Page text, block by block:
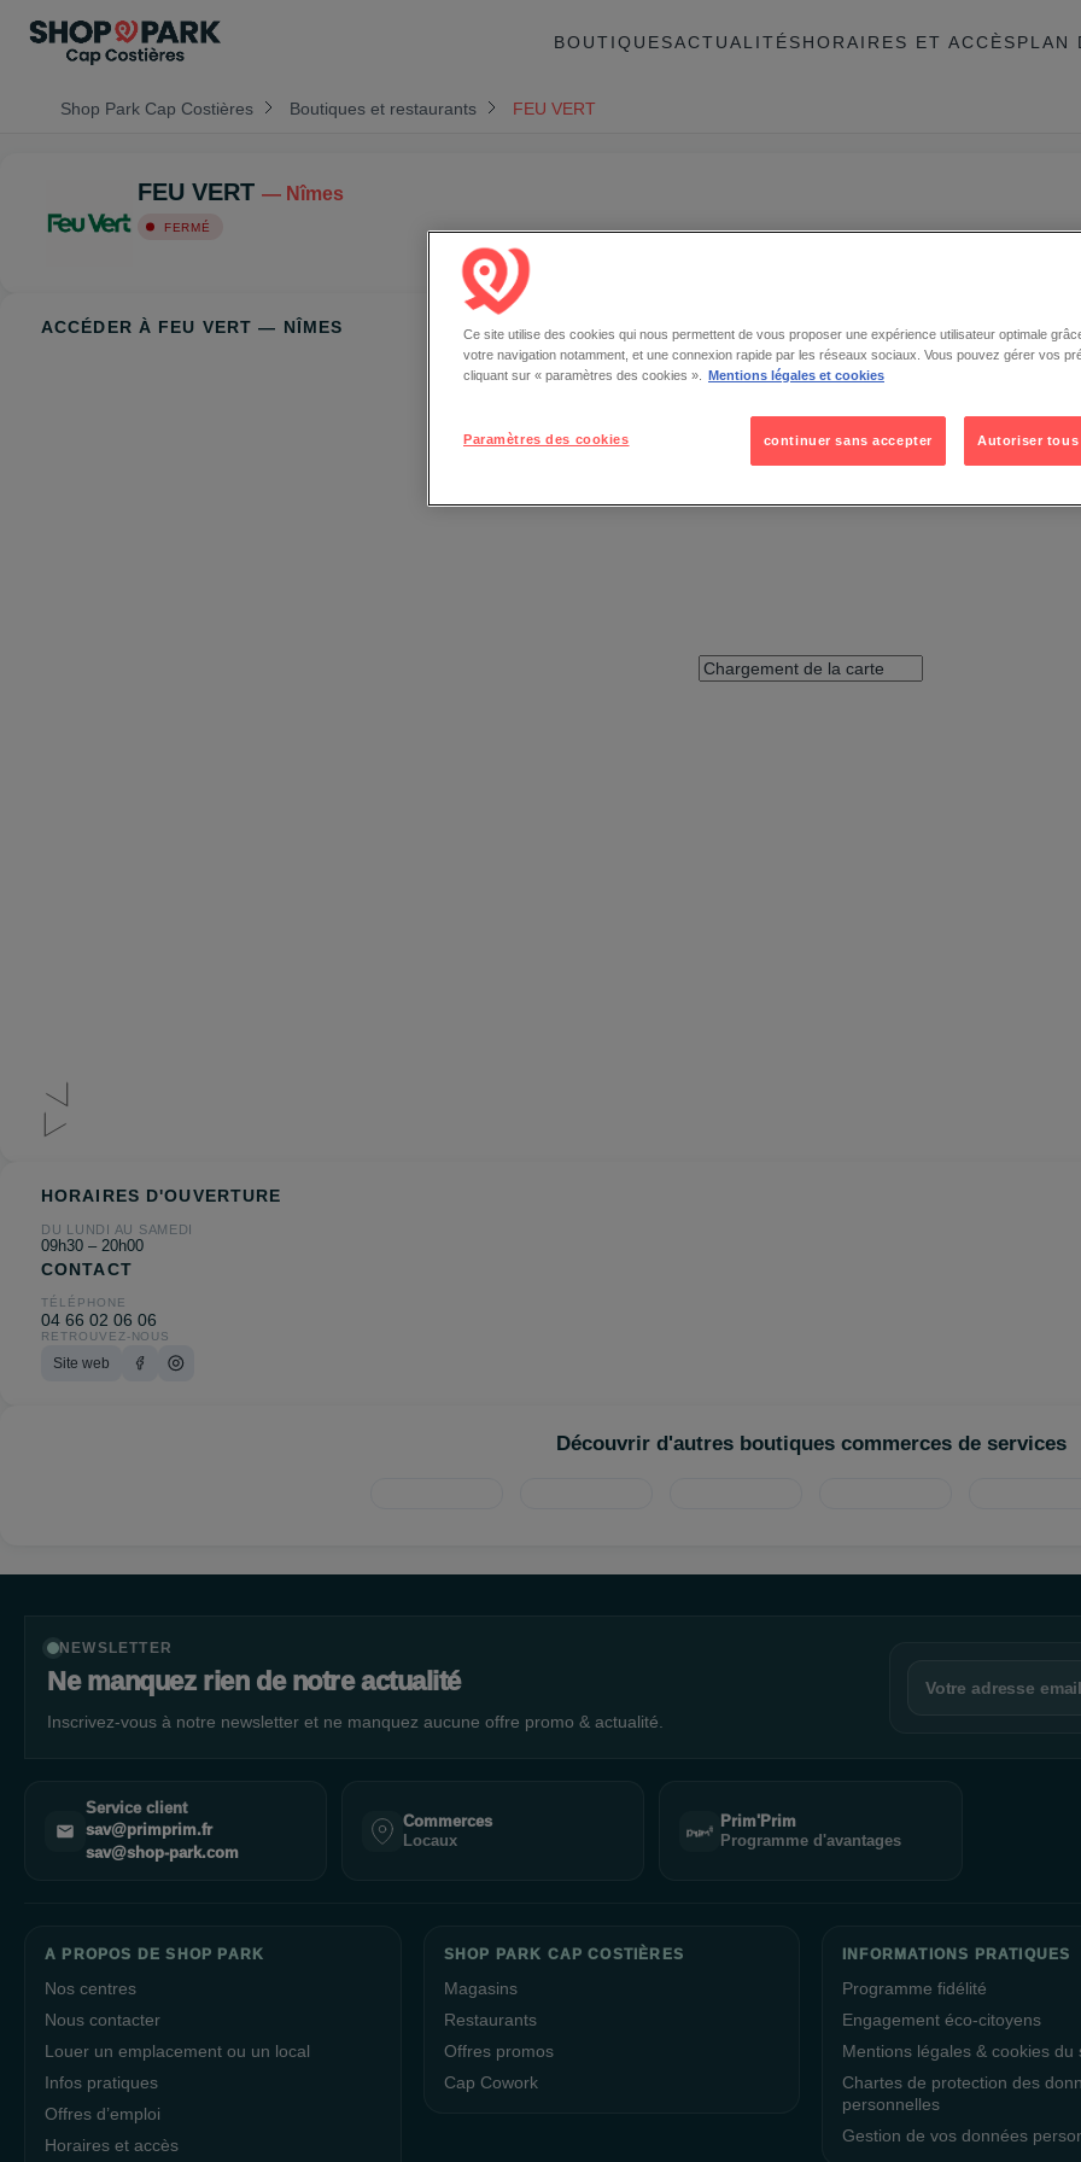
BOUTIQUESACTUALITÉSHORAIRES ET ACCÈSPLAN
Shop Park Cap Costières Boutiques et restaurants FEU VERT
FEU VERT — Nîmes
FERMÉ
ACCÉDER À FEU VERT — NÎMES
HORAIRES D'OUVERTURE
DU LUNDI AU SAMEDI
09h30 – 20h00
CONTACT
TÉLÉPHONE
04 66 02 06 06
RETROUVEZ-NOUS
Site web
Découvrir d'autres boutiques commerces de services
NEWSLETTER
Ne manquez rien de notre actualité
Inscrivez-vous à notre newsletter et ne manquez aucune offre promo & actualité.
Service client
sav@primprim.fr
sav@shop-park.com
Commerces
Locaux
Prim'Prim
Programme d'avantages
A PROPOS DE SHOP PARK
Nos centres
Nous contacter
Louer un emplacement ou un local
Infos pratiques
Offres d’emploi
Horaires et accès
SHOP PARK CAP COSTIÈRES
Magasins
Restaurants
Offres promos
Cap Cowork
INFORMATIONS PRATIQUES
Programme fidélité
Engagement éco-citoyens
Mentions légales & cookies du
Chartes de protection des
personnelles
Gestion de vos données
Ce site utilise des cookies qui nous permettent de vous proposer une expérience utilisateur optimale
votre navigation notamment, et une connexion rapide par les réseaux sociaux. Vous pouvez gérer vos
cliquant sur « paramètres des cookies ».
Mentions légales et cookies
Paramètres des cookies continuer sans accepter Autoriser